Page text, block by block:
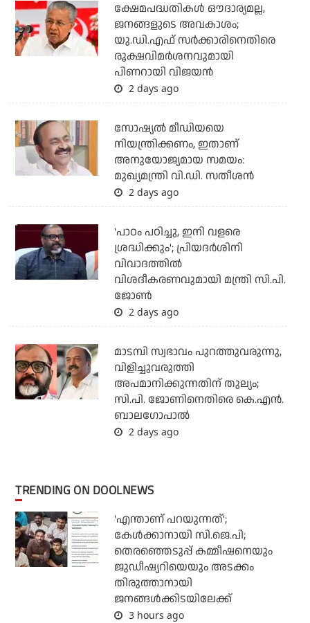
ക്ഷേമപദ്ധതികള്‍ ഔദാര്യമല്ല,
ജനങ്ങളുടെ അവകാശം;
യു.ഡി.എഫ് സര്‍ക്കാരിനെതിരെ
രൂക്ഷവിമര്‍ശനവുമായി
പിണറായി വിജയന്‍
2 days ago
സോഷ്യല്‍ മീഡിയയെ
നിയന്ത്രിക്കണം, ഇതാണ്
അനുയോജ്യമായ സമയം:
മുഖ്യമന്ത്രി വി.ഡി. സതീശന്‍
2 days ago
'പാഠം പഠിച്ചു, ഇനി വളരെ
ശ്രദ്ധിക്കും'; പ്രിയദര്‍ശിനി
വിവാദത്തില്‍
വിശദീകരണവുമായി മന്ത്രി സി.പി.
ജോണ്‍
2 days ago
മാടമ്പി സ്വഭാവം പുറത്തുവരുന്നു,
വിളിച്ചുവരുത്തി
അപമാനിക്കുന്നതിന് തുല്യം;
സി.പി. ജോണിനെതിരെ കെ.എന്‍.
ബാലഗോപാല്‍
2 days ago
TRENDING ON DOOLNEWS
'എന്താണ് പറയുന്നത്';
കേള്‍ക്കാനായി സി.ജെ.പി;
തെരഞ്ഞെടുപ്പ് കമ്മീഷനെയും
ജുഡീഷ്യറിയെയും അടക്കം
തിരുത്താനായി
ജനങ്ങള്‍ക്കിടയിലേക്ക്
3 hours ago